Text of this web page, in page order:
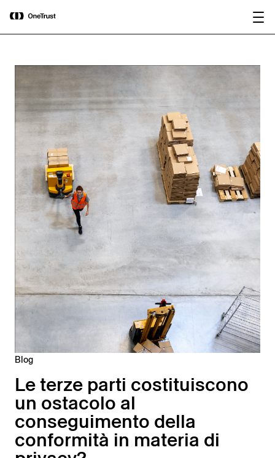
OneTrust nominata “Visionaria” nel
Magic Quadrant™ 2026 di Gartner®
per le piattaforme di governance
Blog
Le terze parti costituiscono
un ostacolo al
conseguimento della
conformità in materia di